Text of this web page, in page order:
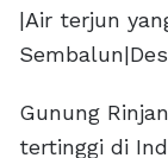
|Air terjun
Gunung
tertinggi di